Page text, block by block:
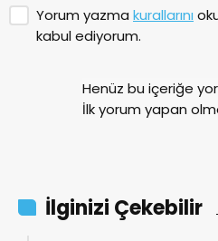
Yorum yazma kurallarını
kabul ediyorum.
Henüz bu içeriğe
İlk yorum yapan
İlginizi Çekebilir